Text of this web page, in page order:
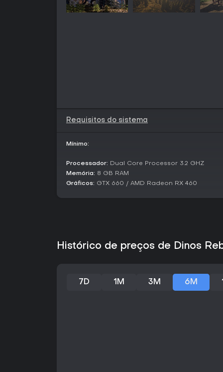
Requisitos do sistema
Mínimo:
Processador: Dual Core Processor 3.2 GHZ
Memória: 8 GB RAM
Gráficos: GTX 660 / AMD Radeon RX 460
Histórico de preços de Dinos
7D 1M 3M 6M